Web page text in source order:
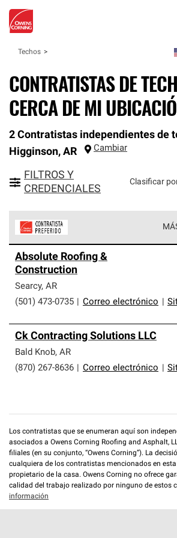
Techos
CONTRATISTAS DE
CERCA DE MI
2 Contratistas independientes de
Higginson, AR Cambiar
FILTROS Y
CREDENCIALES
Clasificar
parte de una red exclusiva de
que cumplen con altos estándares y
de profesionalismo y confiabilidad.
Absolute Roofing &
Construction
Searcy, AR
(501) 473-0735
Correo electrónico
Ck Contracting Solutions LLC
Bald Knob, AR
(870) 267-8636
Correo electrónico
Los contratistas que se enumeran aquí son
asociados a Owens Corning Roofing and Asphalt,
filiales (en su conjunto, “Owens Corning”). La
cualquiera de los contratistas mencionados en esta
propietario de la casa. Owens Corning no ofrece
calidad del trabajo realizado por ninguno de estos
información